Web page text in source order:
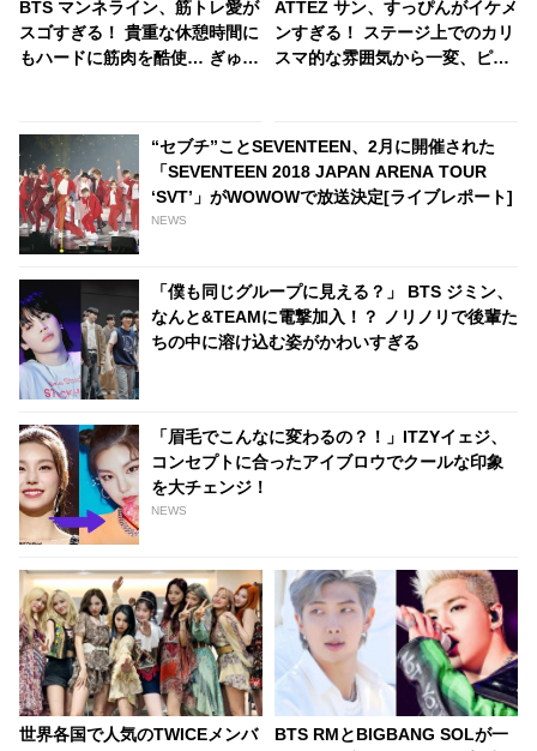
BTS マンネライン、筋トレ愛が
スゴすぎる！ 貴重な休憩時間に
もハードに筋肉を酷使… ぎゅっ
景がかわいすぎるとファンくぎ
づけ
ATTEZ サン、すっぴんがイケメ
ンすぎる！ ステージ上でのカリ
スマ的な雰囲気から一変、ピュ
“セブチ”ことSEVENTEEN、2月に開催された
「SEVENTEEN 2018 JAPAN ARENA TOUR
‘SVT’」がWOWOWで放送決定[ライブレポート]
NEWS
「僕も同じグループに見える？」 BTS ジミン、
なんと&TEAMに電撃加入！？ ノリノリで後輩た
ちの中に溶け込む姿がかわいすぎる
「眉毛でこんなに変わるの？！」ITZYイェジ、
コンセプトに合ったアイブロウでクールな印象
を大チェンジ！
NEWS
世界各国で人気のTWICEメンバ
BTS RMとBIGBANG SOLが一